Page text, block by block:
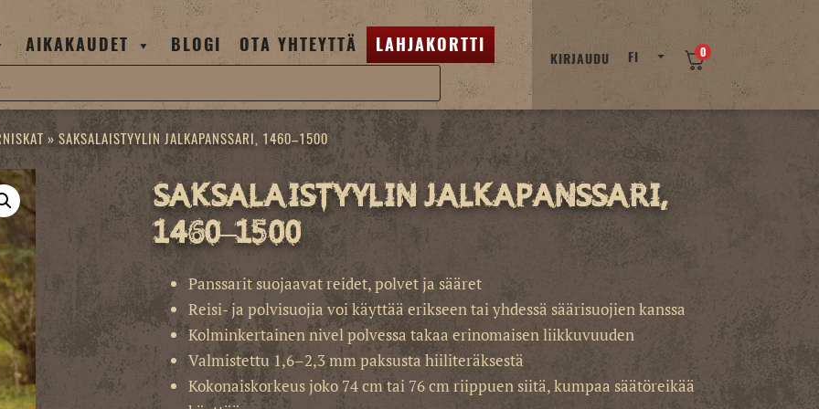
AIKAKAUDET BLOGI OTA YHTEYTTÄ LAHJAKORTTI
KIRJAUDU FI 0
» SAKSALAISTYYLIN JALKAPANSSARI, 1460–1500
Saksalaistyylin jalkapanssari,
1460–1500
Panssarit suojaavat reidet, polvet ja sääret
Reisi- ja polvisuojia voi käyttää erikseen tai yhdessä säärisuojien kanssa
Kolminkertainen nivel polvessa takaa erinomaisen liikkuvuuden
Valmistettu 1,6–2,3 mm paksusta hiiliteräksestä
Kokonaiskorkeus joko 74 cm tai 76 cm riippuen siitä, kumpaa säätöreikää